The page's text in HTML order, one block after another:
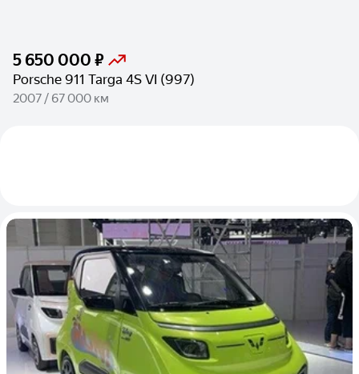
5 650 000 ₽
Porsche 911 Targa 4S VI (997)
2007 / 67 000 км